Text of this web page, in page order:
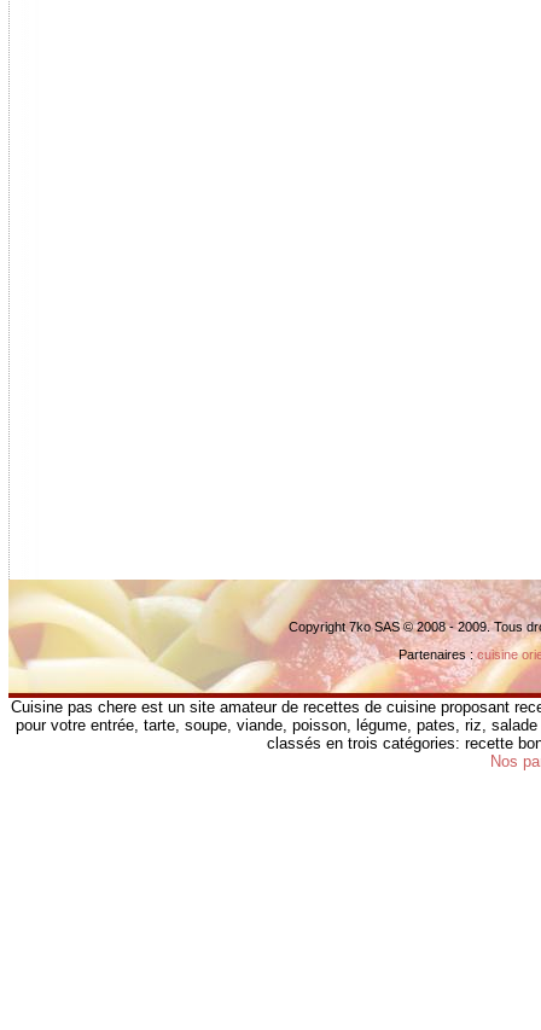
Copyright 7ko SAS © 2008 - 2009. Tous
Partenaires :cuisine
Cuisine pas chere est un site amateur de recettes de cuisine proposant
pour votre entrée, tarte, soupe, viande, poisson, légume, pates, riz,
classés en trois catégories: recette
Nos